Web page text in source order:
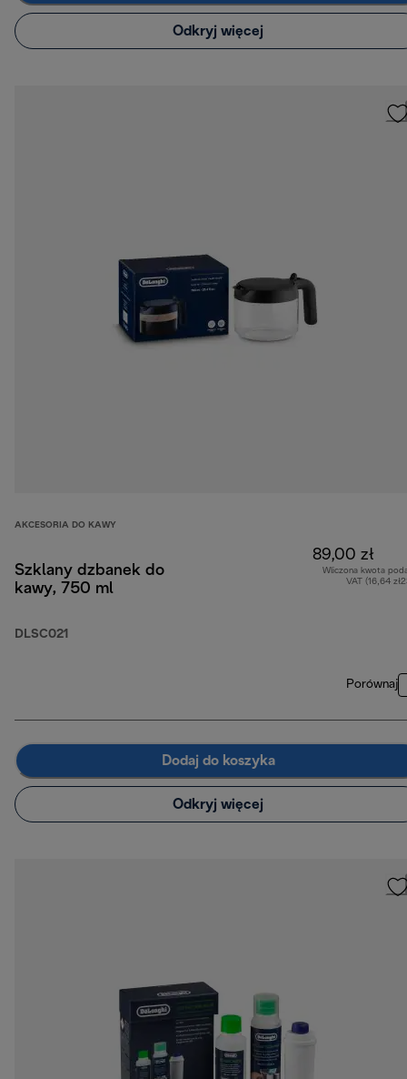
Odkryj więcej
AKCESORIA DO KAWY
Szklany dzbanek do
kawy, 750 ml
DLSC021
89,00 zł
Wliczona kwota
VAT (16,64
Porównaj
Dodaj do koszyka
Odkryj więcej